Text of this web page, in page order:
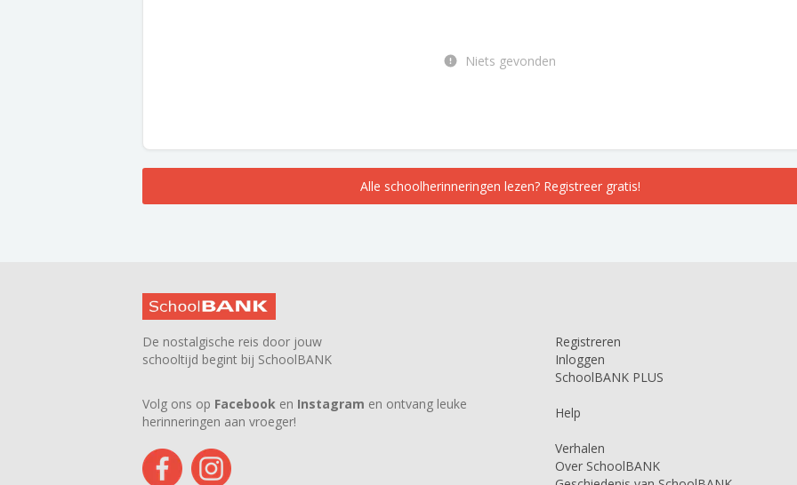
Niets gevonden
Alle schoolherinneringen lezen? Registreer gratis!
De nostalgische reis door jouw
schooltijd begint bij SchoolBANK
Volg ons op Facebook en Instagram en ontvang leuke
herinneringen aan vroeger!
Registreren
Inloggen
SchoolBANK PLUS
Help
Verhalen
Over SchoolBANK